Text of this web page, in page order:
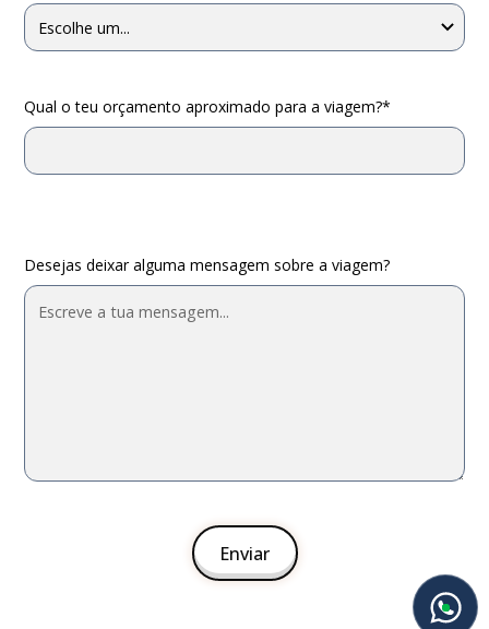
Qual o teu orçamento aproximado para a viagem?*
Desejas deixar alguma mensagem sobre a viagem?